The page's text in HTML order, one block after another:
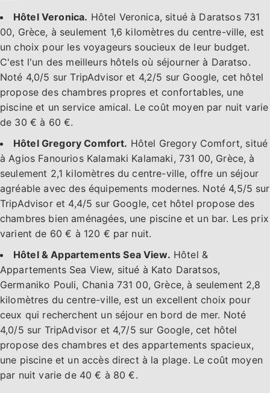
Hôtel Veronica. Hôtel Veronica, situé à Daratsos 731
00, Grèce, à seulement 1,6 kilomètres du centre-ville, est
un choix pour les voyageurs soucieux de leur budget.
C'est l'un des meilleurs hôtels où séjourner à Daratso.
Noté 4,0/5 sur TripAdvisor et 4,2/5 sur Google, cet hôtel
propose des chambres propres et confortables, une
piscine et un service amical. Le coût moyen par nuit varie
de 30 € à 60 €.
Hôtel Gregory Comfort. Hôtel Gregory Comfort, situé
à Agios Fanourios Kalamaki Kalamaki, 731 00, Grèce, à
seulement 2,1 kilomètres du centre-ville, offre un séjour
agréable avec des équipements modernes. Noté 4,5/5 sur
TripAdvisor et 4,4/5 sur Google, cet hôtel propose des
chambres bien aménagées, une piscine et un bar. Les prix
varient de 60 € à 120 € par nuit.
Hôtel & Appartements Sea View. Hôtel &
Appartements Sea View, situé à Kato Daratsos,
Germaniko Pouli, Chania 731 00, Grèce, à seulement 2,8
kilomètres du centre-ville, est un excellent choix pour
ceux qui recherchent un séjour en bord de mer. Noté
4,0/5 sur TripAdvisor et 4,7/5 sur Google, cet hôtel
propose des chambres et des appartements spacieux,
une piscine et un accès direct à la plage. Le coût moyen
par nuit varie de 40 € à 80 €.